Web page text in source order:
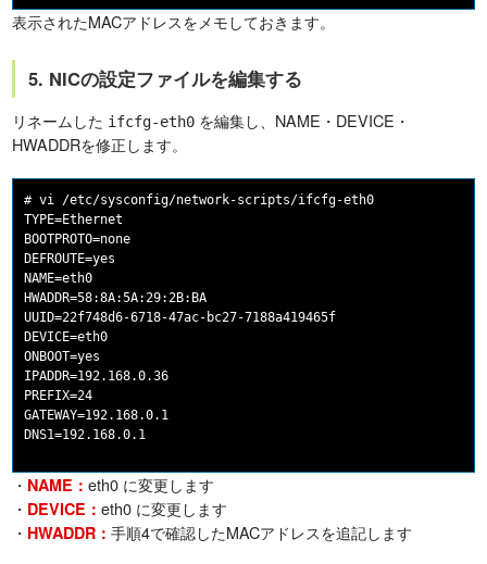
表示されたMACアドレスをメモしておきます。
5. NICの設定ファイルを編集する
リネームした ifcfg-eth0 を編集し、NAME・DEVICE・
HWADDRを修正します。
# vi /etc/sysconfig/network-scripts/ifcfg-eth0
TYPE=Ethernet
BOOTPROTO=none
DEFROUTE=yes
NAME=eth0
HWADDR=58:8A:5A:29:2B:BA
UUID=22f748d6-6718-47ac-bc27-7188a419465f
DEVICE=eth0
ONBOOT=yes
IPADDR=192.168.0.36
PREFIX=24
GATEWAY=192.168.0.1
DNS1=192.168.0.1
・ NAME：eth0 に変更します
・ DEVICE：eth0 に変更します
・ HWADDR：手順4で確認したMACアドレスを追記します